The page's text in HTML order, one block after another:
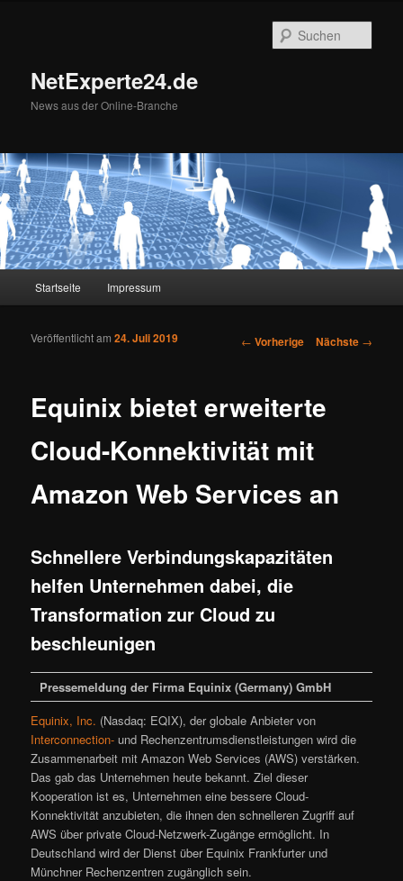
NetExperte24.de
News aus der Online-Branche
Zum Inhalt wechseln
Zum sekundären Inhalt wechseln
Startseite Impressum
Artikelnavigation
← Vorherige Nächste →
Equinix bietet erweiterte
Cloud-Konnektivität mit
Amazon Web Services an
Veröffentlicht am24. Juli 2019
Schnellere Verbindungskapazitäten
helfen Unternehmen dabei, die
Transformation zur Cloud zu
beschleunigen
Pressemeldung der Firma Equinix (Germany) GmbH
Equinix, Inc. (Nasdaq: EQIX), der globale Anbieter von
Interconnection- und Rechenzentrumsdienstleistungen wird die
Zusammenarbeit mit Amazon Web Services (AWS) verstärken.
Das gab das Unternehmen heute bekannt. Ziel dieser
Kooperation ist es, Unternehmen eine bessere Cloud-
Konnektivität anzubieten, die ihnen den schnelleren Zugriff auf
AWS über private Cloud-Netzwerk-Zugänge ermöglicht. In
Deutschland wird der Dienst über Equinix Frankfurter und
Münchner Rechenzentren zugänglich sein.